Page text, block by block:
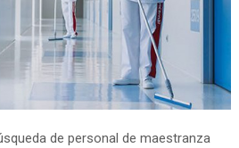
de personal de maestranza